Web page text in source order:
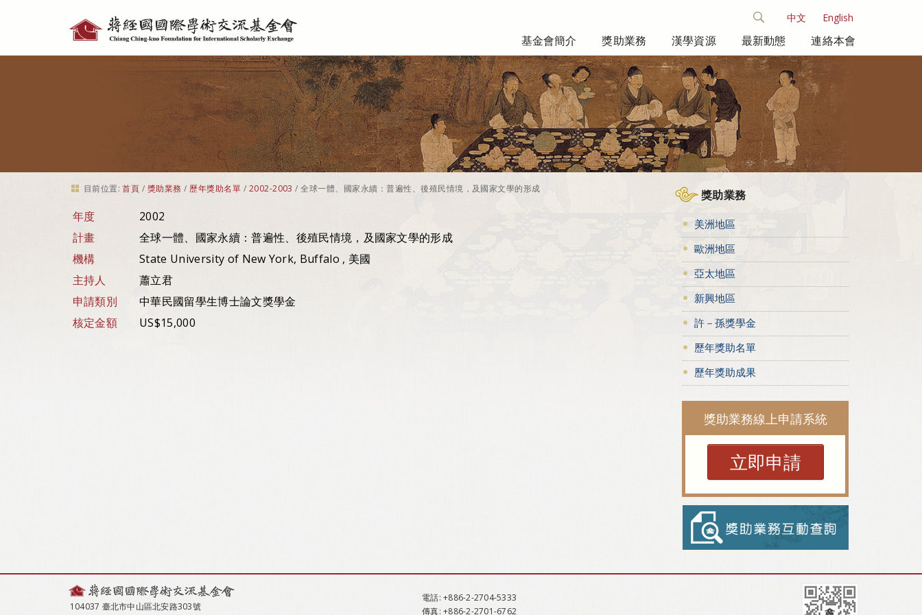
具
中文 English
基金會簡介 獎助業務 漢學資源 最新動態 連絡本會
目前位置: 首頁 / 獎助業務 / 歷年獎助名單 / 2002-2003 /全球一體、國家永續：普遍性、後殖民情境，及國家文學的形成
年度
2002
計畫
全球一體、國家永續：普遍性、後殖民情境，及國家文學的形成
機構
State University of New York, Buffalo , 美國
主持人
蕭立君
申請類別
中華民國留學生博士論文獎學金
核定金額
US$15,000
獎助業務
美洲地區
歐洲地區
亞太地區
新興地區
許－孫獎學金
歷年獎助名單
歷年獎助成果
獎助業務線上申請系統
立即申請
104037 臺北市中山區北安路303號
電話: +886-2-2704-5333
傳真: +886-2-2701-6762